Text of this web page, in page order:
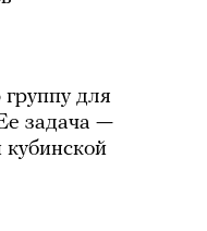
для
задача —
кубинской